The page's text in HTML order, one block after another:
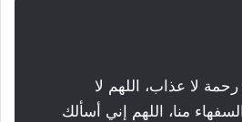
لا عذاب، اللهم لا
منا، اللهم إني أسألك